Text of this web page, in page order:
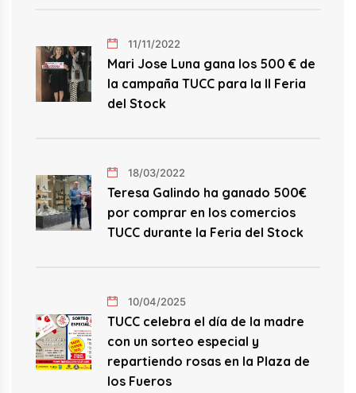
11/11/2022
Mari Jose Luna gana los 500 € de
la campaña TUCC para la II Feria
del Stock
18/03/2022
Teresa Galindo ha ganado 500€
por comprar en los comercios
TUCC durante la Feria del Stock
10/04/2025
TUCC celebra el día de la madre
con un sorteo especial y
repartiendo rosas en la Plaza de
los Fueros